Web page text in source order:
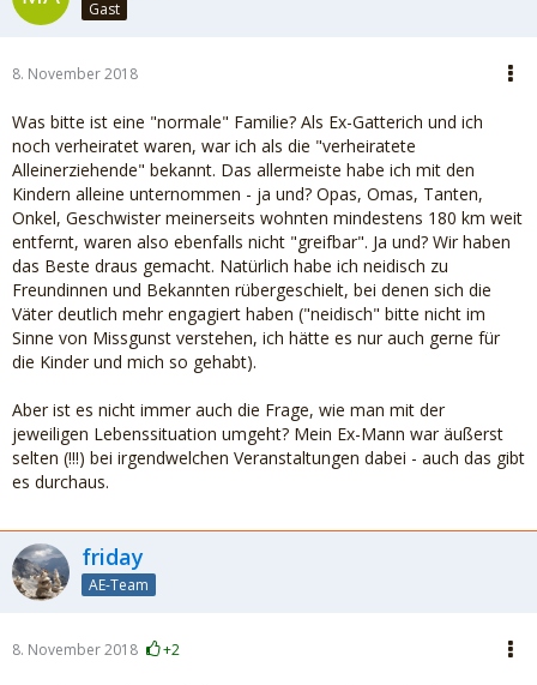
Gast
8. November 2018
Was bitte ist eine "normale" Familie? Als Ex-Gatterich und ich
noch verheiratet waren, war ich als die "verheiratete
Alleinerziehende" bekannt. Das allermeiste habe ich mit den
Kindern alleine unternommen - ja und? Opas, Omas, Tanten,
Onkel, Geschwister meinerseits wohnten mindestens 180 km weit
entfernt, waren also ebenfalls nicht "greifbar". Ja und? Wir haben
das Beste draus gemacht. Natürlich habe ich neidisch zu
Freundinnen und Bekannten rübergeschielt, bei denen sich die
Väter deutlich mehr engagiert haben ("neidisch" bitte nicht im
Sinne von Missgunst verstehen, ich hätte es nur auch gerne für
die Kinder und mich so gehabt).
Aber ist es nicht immer auch die Frage, wie man mit der
jeweiligen Lebenssituation umgeht? Mein Ex-Mann war äußerst
selten (!!!) bei irgendwelchen Veranstaltungen dabei - auch das gibt
es durchaus.
friday
AE-Team
8. November 2018 +2